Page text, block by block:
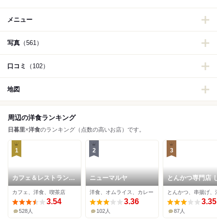
メニュー
写真 （561）
口コミ （102）
地図
周辺の洋食ランキング
日暮里×洋食のランキング（点数の高いお店）です。
1
カフェ＆レストラン談
話室 ニュートーキョ
ー
カフェ、洋食、喫茶店
3.54
528人
2
ニューマルヤ
洋食、オムライス、カレー
3.36
102人
3
とんかつ専門店
ず
とんかつ、串揚げ、
3.35
87人